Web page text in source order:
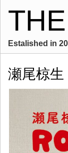
Estalished in
瀬尾椋生